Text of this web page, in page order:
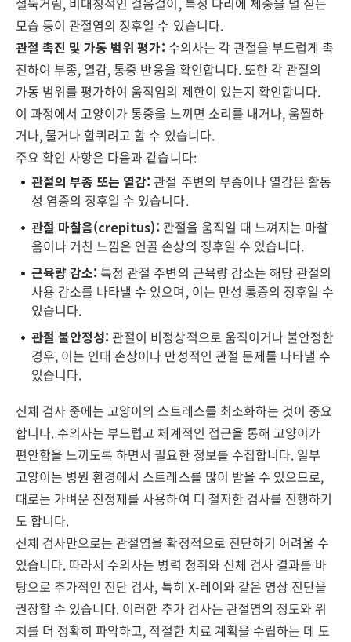
모습 등이 관절염의 징후일 수 있습니다.
관절 촉진 및 가동 범위 평가: 수의사는 각 관절을 부드럽게 촉
진하여 부종, 열감, 통증 반응을 확인합니다. 또한 각 관절의
가동 범위를 평가하여 움직임의 제한이 있는지 확인합니다.
이 과정에서 고양이가 통증을 느끼면 소리를 내거나, 움찔하
거나, 물거나 할퀴려고 할 수 있습니다.
주요 확인 사항은 다음과 같습니다:
관절의 부종 또는 열감: 관절 주변의 부종이나 열감은 활동
성 염증의 징후일 수 있습니다.
관절 마찰음(crepitus): 관절을 움직일 때 느껴지는 마찰
음이나 거친 느낌은 연골 손상의 징후일 수 있습니다.
근육량 감소: 특정 관절 주변의 근육량 감소는 해당 관절의
사용 감소를 나타낼 수 있으며, 이는 만성 통증의 징후일 수
있습니다.
관절 불안정성: 관절이 비정상적으로 움직이거나 불안정한
경우, 이는 인대 손상이나 만성적인 관절 문제를 나타낼 수
있습니다.
신체 검사 중에는 고양이의 스트레스를 최소화하는 것이 중요
합니다. 수의사는 부드럽고 체계적인 접근을 통해 고양이가
편안함을 느끼도록 하면서 필요한 정보를 수집합니다. 일부
고양이는 병원 환경에서 스트레스를 많이 받을 수 있으므로,
때로는 가벼운 진정제를 사용하여 더 철저한 검사를 진행하기
도 합니다.
신체 검사만으로는 관절염을 확정적으로 진단하기 어려울 수
있습니다. 따라서 수의사는 병력 청취와 신체 검사 결과를 바
탕으로 추가적인 진단 검사, 특히 X-레이와 같은 영상 진단을
권장할 수 있습니다. 이러한 추가 검사는 관절염의 정도와 위
치를 더 정확히 파악하고, 적절한 치료 계획을 수립하는 데 도